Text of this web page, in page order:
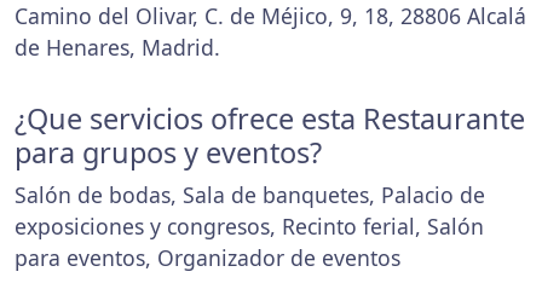
Camino del Olivar, C. de Méjico, 9, 18, 28806 Alcalá
de Henares, Madrid.
¿Que servicios ofrece esta Restaurante
para grupos y eventos?
Salón de bodas, Sala de banquetes, Palacio de
exposiciones y congresos, Recinto ferial, Salón
para eventos, Organizador de eventos